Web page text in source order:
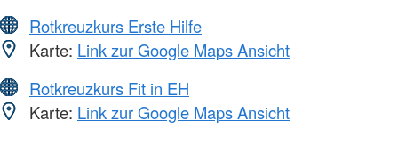
Rotkreuzkurs Erste Hilfe
Karte: Link zur Google Maps Ansicht
Rotkreuzkurs Fit in EH
Karte: Link zur Google Maps Ansicht